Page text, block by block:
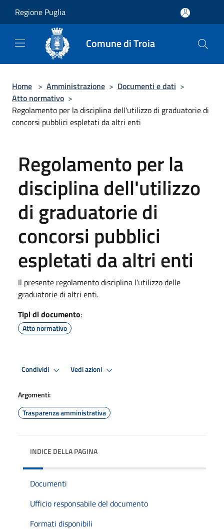
Regione Puglia
Comune di Troia
Home > Amministrazione > Documenti e dati >
Atto normativo >
Regolamento per la disciplina dell'utilizzo di graduatorie di
concorsi pubblici espletati da altri enti
Regolamento per la
disciplina dell'utilizzo
di graduatorie di
concorsi pubblici
espletati da altri enti
Il presente regolamento disciplina l'utilizzo delle
graduatorie di altri enti.
Tipi di documento:
Atto normativo
Condividi Vedi azioni
Argomenti:
Trasparenza amministrativa
INDICE DELLA PAGINA
Documenti
Ufficio responsabile del documento
Formati disponibili